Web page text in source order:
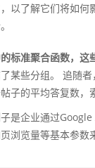
以了解它们将如
标准聚合函数，这
某些分组。 追随
子的平均答复数，
是企业通过
浏览量等基本参数